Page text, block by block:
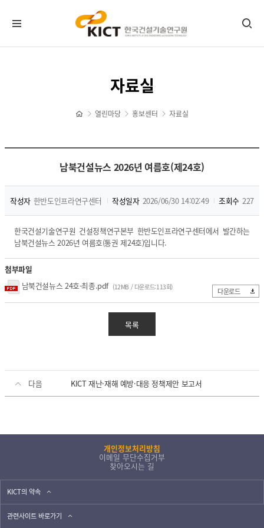
포토뉴스
홍보센터
기관홍보물
정기간행물
뉴스레터 신청/해지
CI 다운로드
자료실
연구부정행위 신고센터
화재안전 불법건축자재신고
윤리경영
윤리위반신고센터
자료실
열린마당 홍보센터 자료실
남북건설뉴스 2026년 여름호(제24호)
작성자 한반도인프라연구센터 작성일자 2026/06/30 14:02:49 조회수 227
한국건설기술연구원 건설정책연구본부 한반도인프라연구센터에서 발간하는
남북건설뉴스 2026년 여름호(통권 제24호)입니다.
첨부파일
남북건설뉴스 24호-최종.pdf (12MB / 다운로드:113회) 다운로드
목록
다음 KICT 재난·재해 예방·대응 정책제안 보고서
개인정보처리방침
이메일 무단수집거부
찾아오시는 길
KICT의 약속
관련사이트 바로가기